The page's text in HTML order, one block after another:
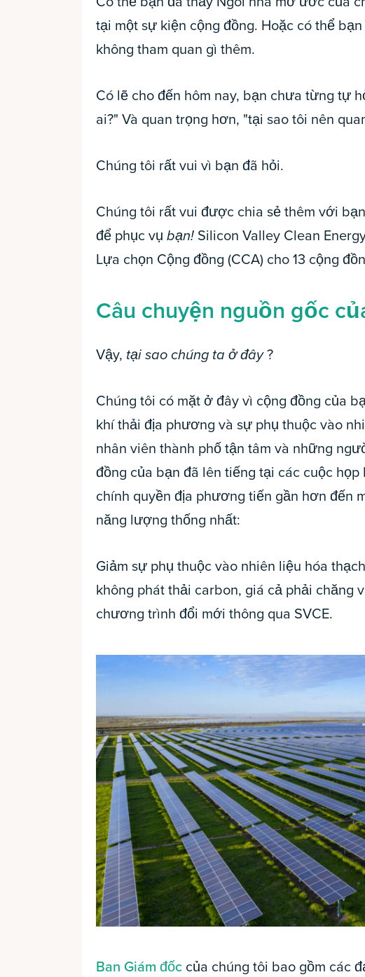
tại một sự kiện cộng đồng. Hoặc có thể
không tham quan gì thêm.
Có lẽ cho đến hôm nay, bạn chưa từng tự
ai?" Và quan trọng hơn, "tại sao tôi nên
Chúng tôi rất vui vì bạn đã hỏi.
Chúng tôi rất vui được chia sẻ thêm với
để phục vụ bạn! Silicon Valley Clean
Lựa chọn Cộng đồng (CCA) cho 13 cộng
Câu chuyện nguồn gốc
Vậy, tại sao chúng ta ở đây?
Chúng tôi có mặt ở đây vì cộng đồng của
khí thải địa phương và sự phụ thuộc vào
nhân viên thành phố tận tâm và những
đồng của bạn đã lên tiếng tại các cuộc
chính quyền địa phương tiến gần hơn đến
năng lượng thống nhất:
Giảm sự phụ thuộc vào nhiên liệu hóa
không phát thải carbon, giá cả phải chăng
chương trình đổi mới thông qua SVCE.
Ban Giám đốc của chúng tôi bao gồm các